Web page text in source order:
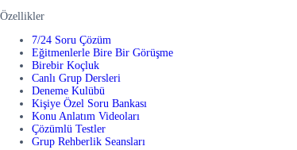
Özellikler
7/24 Soru Çözüm
Eğitmenlerle Bire Bir Görüşme
Birebir Koçluk
Canlı Grup Dersleri
Deneme Kulübü
Kişiye Özel Soru Bankası
Konu Anlatım Videoları
Çözümlü Testler
Grup Rehberlik Seansları